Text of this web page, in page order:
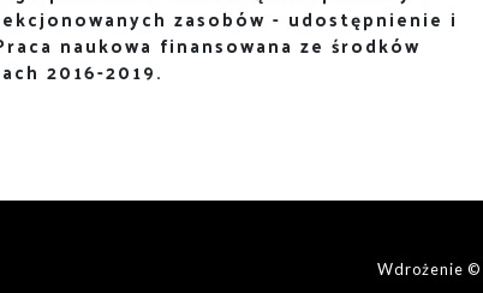
zasobów - udostępnienie i
naukowa finansowana ze środków
2016-2019.
Wdrożenie ©